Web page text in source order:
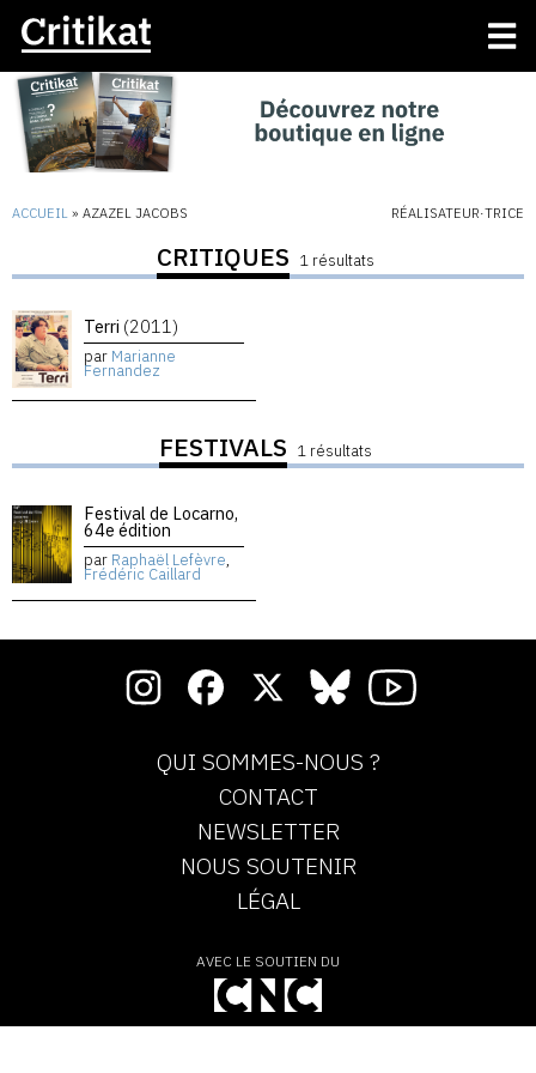
ACCUEIL » AZAZEL JACOBS RÉALISATEUR·TRICE
CRITIQUES 1 résultats
Terri (2011)
par Marianne
Fernandez
FESTIVALS 1 résultats
Festival de Locarno,
64e édition
par Raphaël Lefèvre,
Frédéric Caillard
QUI SOMMES-NOUS ?
CONTACT
NEWSLETTER
NOUS SOUTENIR
LÉGAL
AVEC LE SOUTIEN DU